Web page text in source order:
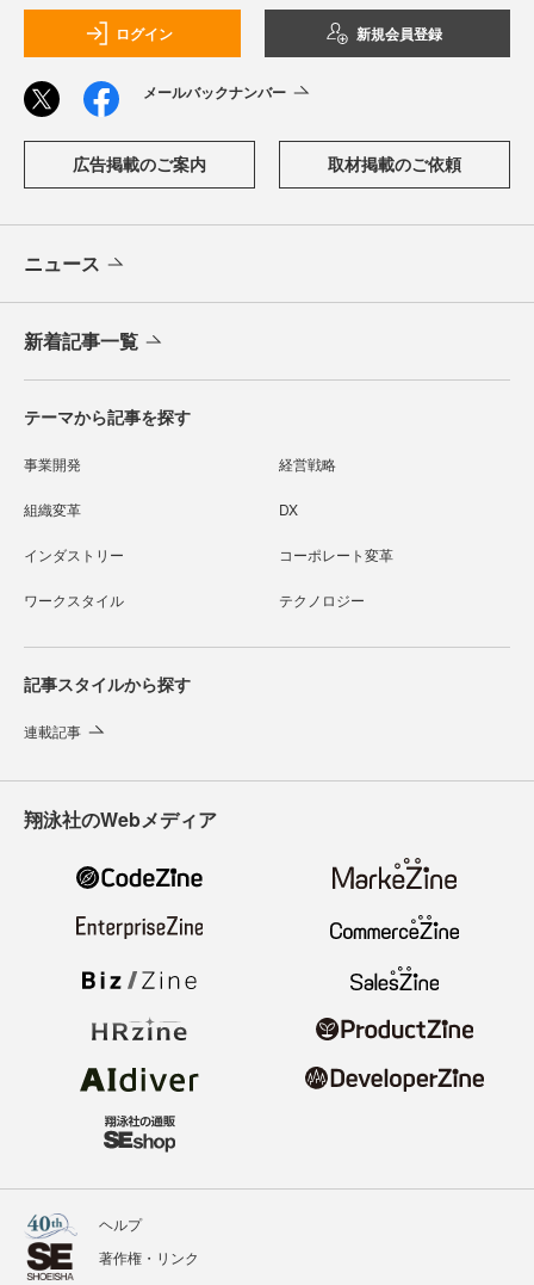
ログイン 新規会員登録
メールバックナンバー
広告掲載のご案内 取材掲載のご依頼
ニュース
新着記事一覧
テーマから記事を探す
事業開発 経営戦略
組織変革 DX
インダストリー コーポレート変革
ワークスタイル テクノロジー
記事スタイルから探す
連載記事
翔泳社のWebメディア
ヘルプ
著作権・リンク